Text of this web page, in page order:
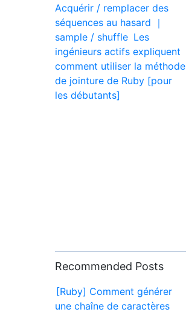
Acquérir / remplacer des
séquences au hasard ｜
sample / shuffle Les
ingénieurs actifs expliquent
comment utiliser la méthode
de jointure de Ruby [pour
les débutants]
Recommended Posts
[Ruby] Comment générer
une chaîne de caractères